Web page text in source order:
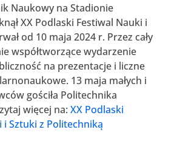
Naukowy na Stadionie
XX Podlaski Festiwal Nauki i
od 10 maja 2024 r. Przez cały
współtworzące wydarzenie
na prezentacje i liczne
13 maja małych i
gościła Politechnika
więcej na: XX Podlaski
i Sztuki z Politechniką